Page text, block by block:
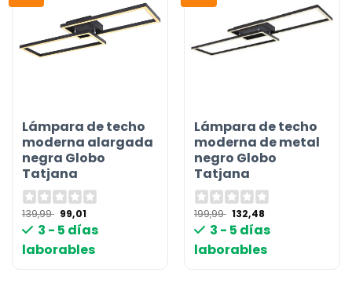
Lámpara de techo
moderna alargada
negra Globo
Tatjana
139,99 El
precio
original
139,99 €.
99,01
actual
99,01 €.
3 - 5 días
laborables
Lámpara de techo
moderna de metal
negro Globo
Tatjana
199,99 El
precio
original
199,99 €.
132,48
actual
132,48 €.
3 - 5 días
laborables